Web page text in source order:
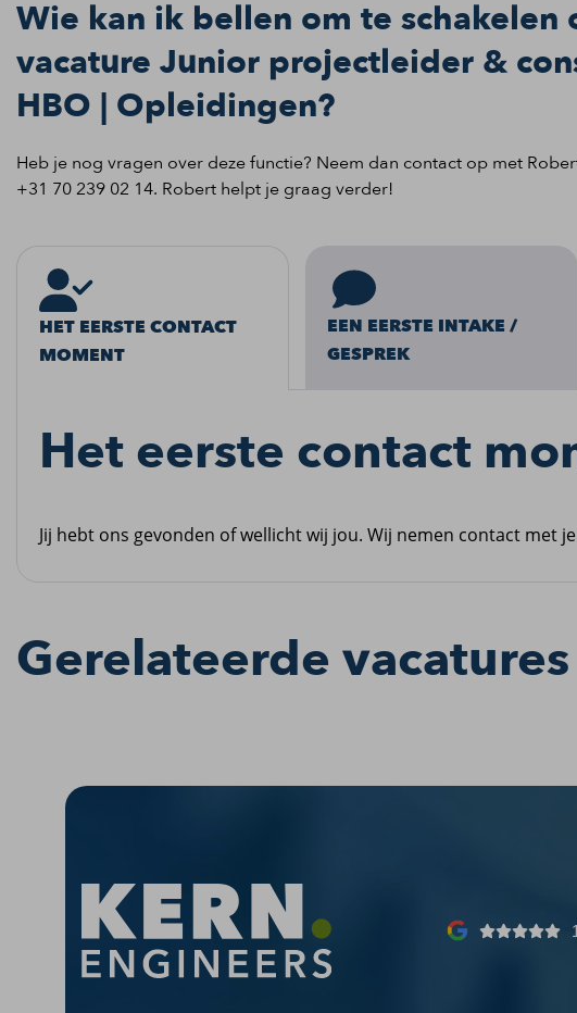
Wie kan ik bellen om te schakelen
vacature Junior projectleider &
HBO | Opleidingen?
Heb je nog vragen over deze functie? Neem dan contact op met
+31 70 239 02 14. Robert helpt je graag verder!
HET EERSTE CONTACT
MOMENT
EEN EERSTE INTAKE /
GESPREK
Het eerste contact
Jij hebt ons gevonden of wellicht wij jou. Wij nemen contact met
Gerelateerde vacatures